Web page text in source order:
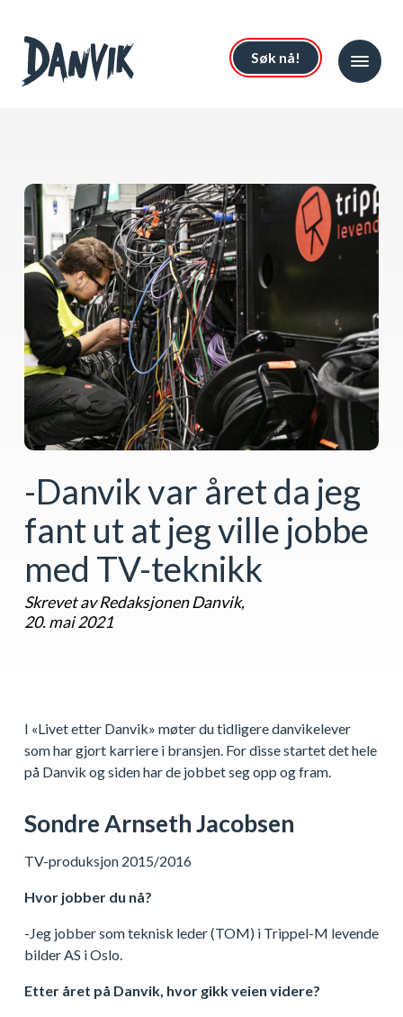
Søk nå!
-Danvik var året da jeg
fant ut at jeg ville jobbe
med TV-teknikk
Skrevet av Redaksjonen Danvik,
20. mai 2021
I «Livet etter Danvik» møter du tidligere danvikelever
som har gjort karriere i bransjen. For disse startet det hele
på Danvik og siden har de jobbet seg opp og fram.
Sondre Arnseth Jacobsen
TV-produksjon 2015/2016
Hvor jobber du nå?
-Jeg jobber som teknisk leder (TOM) i Trippel-M levende
bilder AS i Oslo.
Etter året på Danvik, hvor gikk veien videre?